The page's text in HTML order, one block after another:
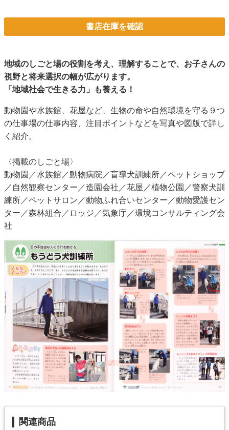
書店在庫を確認
地域のしごと場の役割を考え、理解することで、お子さんの
視野と将来選択の幅が広がります。
「地域社会で生きる力」も養える！
動物園や水族館、花屋など、生物の命や自然環境を守る９つ
の仕事場の仕事内容、注目ポイントなどを写真や図版で詳し
く紹介。
〈掲載のしごと場〉
動物園／水族館／動物病院／盲導犬訓練所／ペットショップ
／自然観察センター／造園会社／花屋／植物公園／警察犬訓
練所／ペットサロン／動物ふれ合いセンター／動物愛護セン
ター／森林組合／ロッジ／気象庁／環境コンサルティング会
社
関連商品